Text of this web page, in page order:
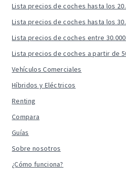
Lista precios de coches hasta los
Lista precios de coches hasta los
Lista precios de coches entre 30.000
Lista precios de coches a partir de
Vehículos Comerciales
Híbridos y Eléctricos
Renting
Compara
Guías
Sobre nosotros
¿Cómo funciona?